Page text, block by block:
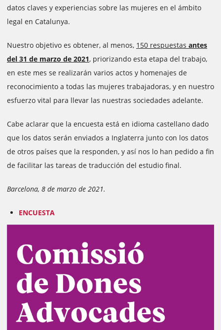
datos claves y experiencias sobre las mujeres en el ámbito
legal en Catalunya.
Nuestro objetivo es obtener, al menos, 150 respuestas antes
del 31 de marzo de 2021, priorizando esta etapa del trabajo,
en este mes se realizarán varios actos y homenajes de
reconocimiento a todas las mujeres trabajadoras, y en nuestro
esfuerzo vital para llevar las nuestras sociedades adelante.
Cabe aclarar que la encuesta está en idioma castellano dado
que los datos serán enviados a Inglaterra junto con los datos
de otros países que la responden, y así nos lo han pedido a fin
de facilitar las tareas de traducción del estudio final.
Barcelona, ​​8 de marzo de 2021.
ENCUESTA